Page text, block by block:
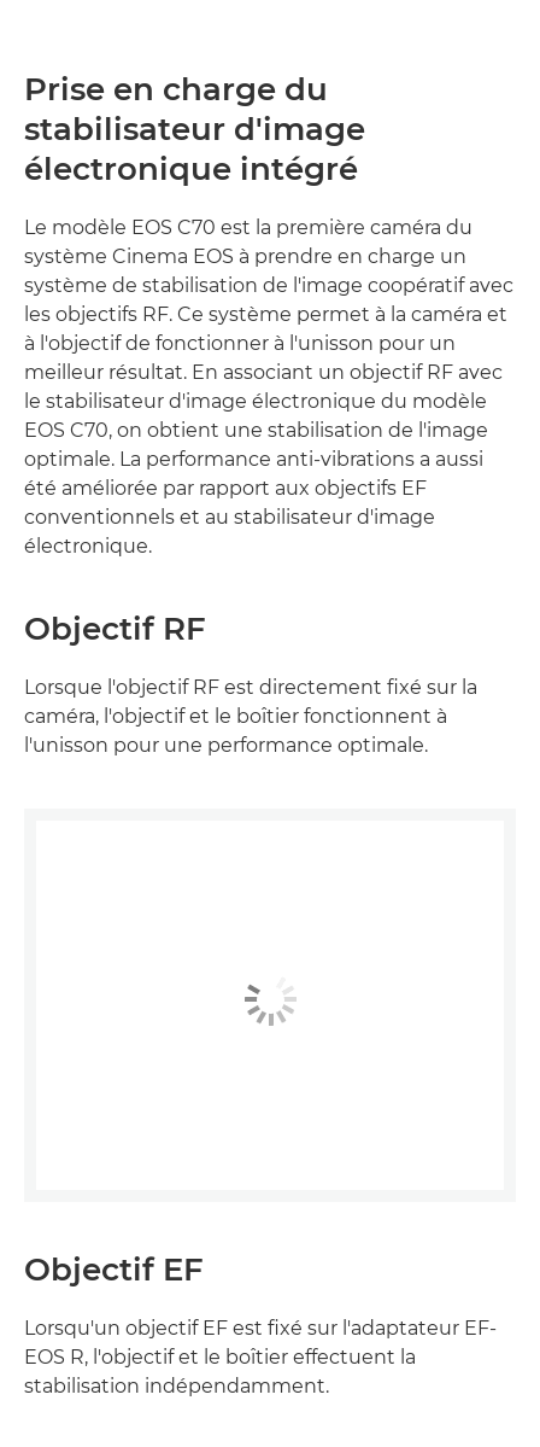
Prise en charge du
stabilisateur d'image
électronique intégré
Le modèle EOS C70 est la première caméra du
système Cinema EOS à prendre en charge un
système de stabilisation de l'image coopératif avec
les objectifs RF. Ce système permet à la caméra et
à l'objectif de fonctionner à l'unisson pour un
meilleur résultat. En associant un objectif RF avec
le stabilisateur d'image électronique du modèle
EOS C70, on obtient une stabilisation de l'image
optimale. La performance anti-vibrations a aussi
été améliorée par rapport aux objectifs EF
conventionnels et au stabilisateur d'image
électronique.
Objectif RF
Lorsque l'objectif RF est directement fixé sur la
caméra, l'objectif et le boîtier fonctionnent à
l'unisson pour une performance optimale.
Objectif EF
Lorsqu'un objectif EF est fixé sur l'adaptateur EF-
EOS R, l'objectif et le boîtier effectuent la
stabilisation indépendamment.